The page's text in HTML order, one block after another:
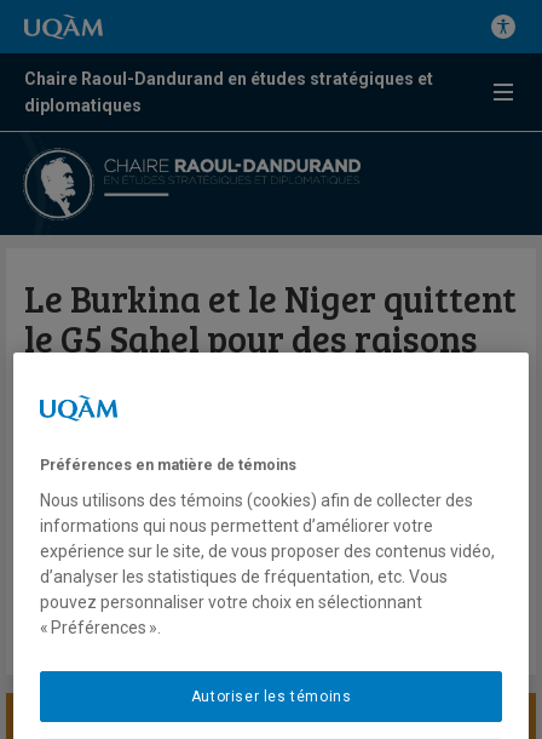
Chaire Raoul-Dandurand en études stratégiques et
diplomatiques
Le Burkina et le Niger quittent
le G5 Sahel pour des raisons
Télé
VOA Afrique
Focus Sahel
Jeudi 7 Décembre 2023
Lien externe
Préférences en matière de témoins
Nous utilisons des témoins (cookies) afin de collecter des
informations qui nous permettent d’améliorer votre
expérience sur le site, de vous proposer des contenus vidéo,
d’analyser les statistiques de fréquentation, etc. Vous
pouvez personnaliser votre choix en sélectionnant
« Préférences ».
Autoriser les témoins